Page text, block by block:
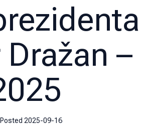
Dražan –
Posted 2025-09-16